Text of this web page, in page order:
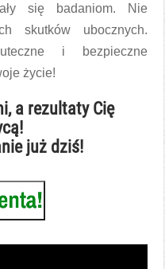
się badaniom. Nie
skutków ubocznych.
i bezpieczne
życie!
a rezultaty Cię
już dziś!